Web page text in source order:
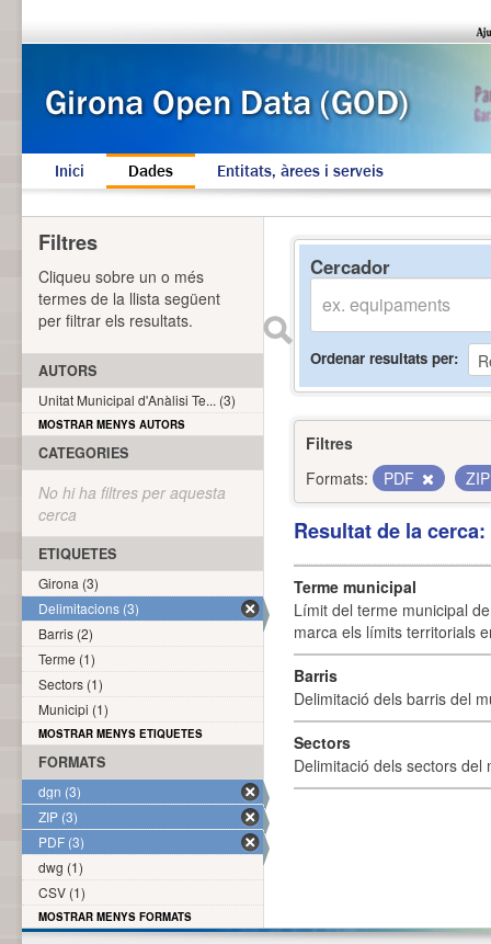
Inici Dades Entitats, àrees i serveis
Cercador
Ordenar resultats per
Filtres
Formats:
PDF
Resultat de la
Terme municipal
Límit del terme municipal
marca els límits territorials
Barris
Delimitació dels barris del
Sectors
Delimitació dels sectors del
Filtres
Cliqueu sobre un o més
termes de la llista següent
per filtrar els resultats.
AUTORS
Unitat Municipal d'Anàlisi Te... (3)
MOSTRAR MENYS AUTORS
CATEGORIES
No hi ha filtres per aquesta
cerca
ETIQUETES
Girona (3)
Delimitacions (3)
Barris (2)
Terme (1)
Sectors (1)
Municipi (1)
MOSTRAR MENYS ETIQUETES
FORMATS
dgn (3)
ZIP (3)
PDF (3)
dwg (1)
CSV (1)
MOSTRAR MENYS FORMATS